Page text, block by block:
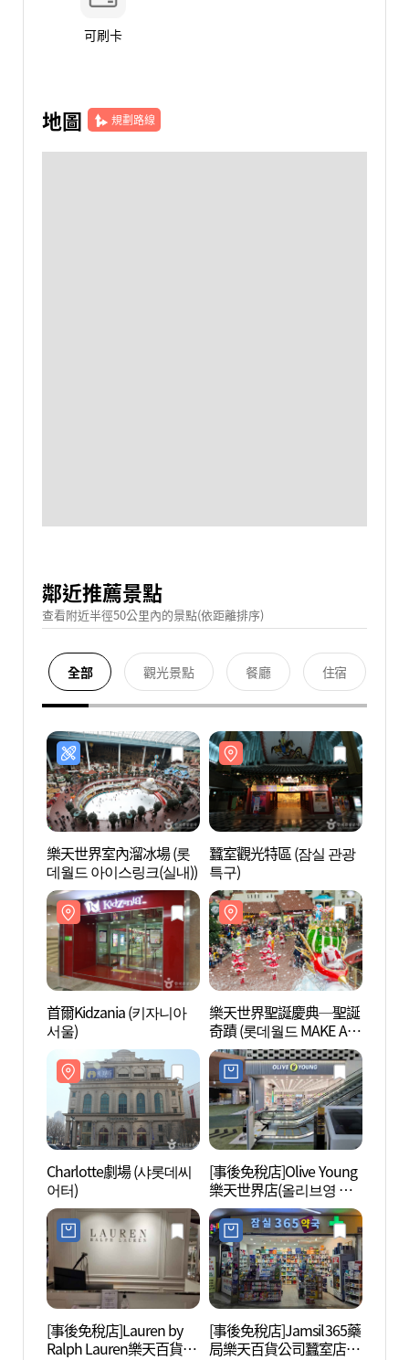
可刷卡
地圖 規劃路線
鄰近推薦景點
查看附近半徑50公里內的景點(依距離排序)
全部 觀光景點 餐廳 住宿
樂天世界室內溜冰場 (롯
데월드 아이스링크(실내))
蠶室觀光特區 (잠실 관광
특구)
首爾Kidzania (키자니아
서울)
樂天世界聖誕慶典─聖誕
奇蹟 (롯데월드 MAKE A
MIRACLE WINTER)
Charlotte劇場 (샤롯데씨
어터)
[事後免稅店]Olive Young
樂天世界店(올리브영 롯
데월드점)
[事後免稅店]Lauren by
Ralph Lauren樂天百貨公
[事後免稅店]Jamsil365藥
局樂天百貨公司蠶室店